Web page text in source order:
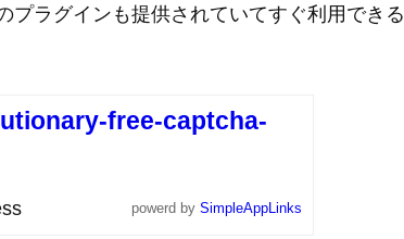
プラグインも提供されていてすぐ利用できる
free-captcha-
powerd by SimpleAppLinks